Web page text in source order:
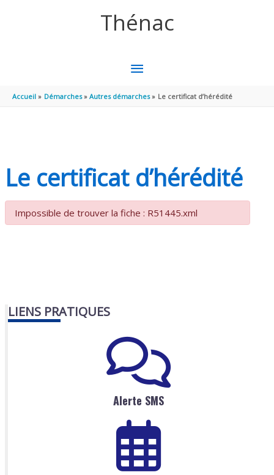
Thénac
MENU
PRINCIPAL
Accueil Démarches Autres démarches Le certificat d’hérédité
Le certificat d’hérédité
Impossible de trouver la fiche : R51445.xml
LIENS PRATIQUES
Alerte SMS